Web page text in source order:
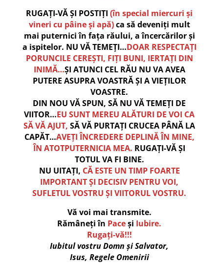
RUGAȚI-VĂ ȘI POSTIȚI(în special miercuri și
vineri cu pâine și apă)ca să deveniți mult
mai puternici în fața răului, a încercărilor și
a ispitelor. NU VĂ TEMEȚI…DOAR RESPECTAȚI
PORUNCILE CEREȘTI, FIȚI BUNI, IERTAȚI DIN
INIMĂ…ȘI ATUNCI CEL RĂU NU VA AVEA
PUTERE ASUPRA VOASTRĂ ȘI A VIEȚILOR
VOASTRE.
DIN NOU VĂ SPUN, SĂ NU VĂ TEMEȚI DE
VIITOR…EU SUNT MEREU ALĂTURI DE VOI CA
SĂ VĂ AJUT,SĂ VĂ PURTAȚI CRUCEA PÂNĂ LA
CAPĂT…AVEȚI ÎNCREDERE DEPLINĂ ÎN MINE,
ÎN ATOTPUTERNICIA MEA. RUGAȚI-VĂ ȘI
TOTUL VA FI BINE.
NU UITAȚI, CĂ ESTE UN TIMP FOARTE
IMPORTANT ȘI DECISIV PENTRU VOI,
SUFLETUL VOSTRU ȘI VIITORUL VOSTRU.
Vă voi mai transmite.
Rămâneți în Paceși Iubire.
Rugați-vă!!!
Iubitul vostru Domn și Salvator,
Isus, Regele Omenirii